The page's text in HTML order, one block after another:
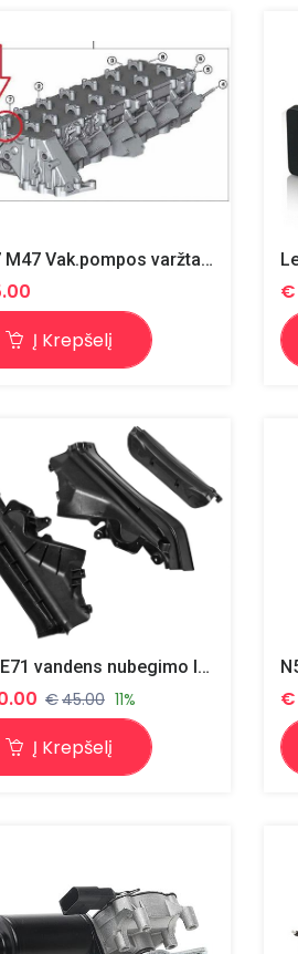
M57 M47 Vak.pompos varžtai / auskaro varžtai 2vnt original.
Į Krepšelį
€
E70 E71 vandens nubegimo latakai / pertvaros (kompl.)
€45.00 11%
Į Krepšelį
€